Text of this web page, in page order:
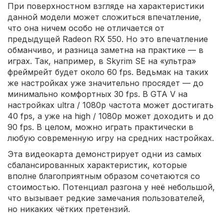
При поверхностном взгляде на характеристики
данной модели может сложиться впечатление,
что она ничем особо не отличается от
предыдущей Radeon RX 550. Но это впечатление
обманчиво, и разница заметна на практике — в
играх. Так, например, в Skyrim SE на «ультра»
фреймрейт будет около 60 fps. Ведьмак на таких
же настройках уже значительно просядет — до
минимально комфортных 30 fps. В GTA V на
настройках ultra / 1080p частота может достигать
40 fps, а уже на high / 1080p может доходить и до
90 fps. В целом, можно играть практически в
любую современную игру на средних настройках.
Эта видеокарта демонстрирует одни из самых
сбалансированных характеристик, которые
вполне благоприятным образом сочетаются со
стоимостью. Потенциал разгона у неё небольшой,
что вызывает редкие замечания пользователей,
но никаких чётких претензий.